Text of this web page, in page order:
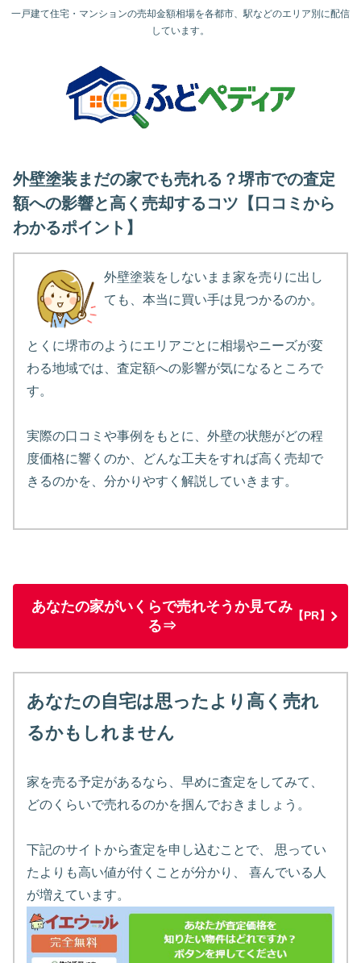
一戸建て住宅・マンションの売却金額相場を各都市、駅などのエリア別に配信
しています。
外壁塗装まだの家でも売れる？堺市での査定
額への影響と高く売却するコツ【口コミから
わかるポイント】
外壁塗装をしないまま家を売りに出し
ても、本当に買い手は見つかるのか。
とくに堺市のようにエリアごとに相場やニーズが変
わる地域では、査定額への影響が気になるところで
す。
実際の口コミや事例をもとに、外壁の状態がどの程
度価格に響くのか、どんな工夫をすれば高く売却で
きるのかを、分かりやすく解説していきます。
あなたの家がいくらで売れそうか見てみ
る⇒
【PR】
あなたの自宅は思ったより高く売れ
るかもしれません
家を売る予定があるなら、早めに査定をしてみて、
どのくらいで売れるのかを掴んでおきましょう。
下記のサイトから査定を申し込むことで、 思ってい
たよりも高い値が付くことが分かり、 喜んでいる人
が増えています。